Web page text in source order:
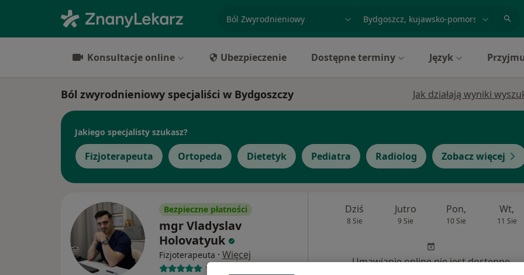
specjalizacja, badanie lub nazwisko
Konsultacje online Ubezpieczenie Dostępne terminy Język
Ból zwyrodnieniowy specjaliści w Bydgoszczy Jak działają wyniki
Jakiego specjalisty szukasz?
Fizjoterapeuta Ortopeda Dietetyk Pediatra Radiolog Zobacz więcej
Bezpieczne płatności
mgr Vladyslav
Holovatyuk
Fizjoterapeuta · Więcej
195 opinii
Dziś
8 Sie
Jutro
9 Sie
Pon,
10 Sie
Wt,
11 Sie
Umawianie online nie jest dostępne